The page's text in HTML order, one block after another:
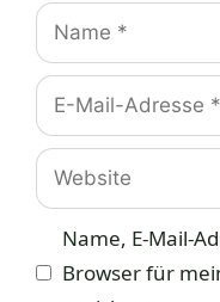
Name
E-
Mail-
Adresse
Website
Name, E-Mail-
Browser für